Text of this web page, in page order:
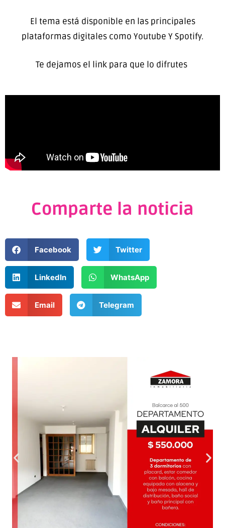
El tema está disponible en las principales
plataformas digitales como Youtube Y Spotify.
Te dejamos el link para que lo difrutes
Comparte la noticia
Facebook Twitter
LinkedIn WhatsApp
Email Telegram